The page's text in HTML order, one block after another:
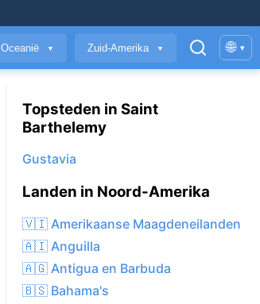
Oceanië ▼ Zuid-Amerika ▼ 🌐 ▾
Topsteden in Saint
Barthelemy
Gustavia
Landen in Noord-Amerika
🇻🇮 Amerikaanse Maagdeneilanden
🇦🇮 Anguilla
🇦🇬 Antigua en Barbuda
🇧🇸 Bahama's